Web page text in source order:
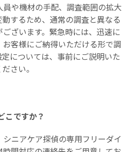
員や機材の手配、調査範囲の拡大
するため、通常の調査と異なる
ざいます。緊急時には、迅速に
客様にご納得いただける形で調
については、事前にご説明いた
さい。
こですか？
シニアケア探偵の専用フリーダイ